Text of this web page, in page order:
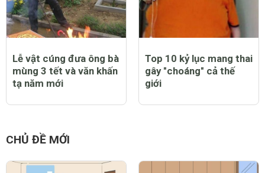
Lễ vật cúng đưa ông bà
mùng 3 tết và văn khấn
tạ năm mới
Top 10 kỷ lục mang thai
gây "choáng" cả thế
giới
CHỦ ĐỀ MỚI